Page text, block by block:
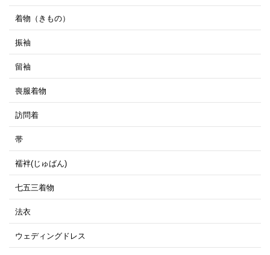
着物（きもの）
振袖
留袖
喪服着物
訪問着
帯
襦袢(じゅばん)
七五三着物
法衣
ウェディングドレス